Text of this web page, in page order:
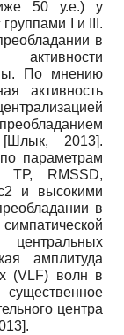
50 у.е.) у
I и III.
в
По мнению
активность
[Шлык, 2013].
параметрам
ТР, RMSSD,
и высокими
в
амплитуда
(VLF) волн в
центра
].